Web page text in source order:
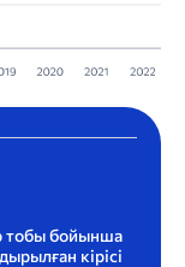
тобы бойынша
кірісі